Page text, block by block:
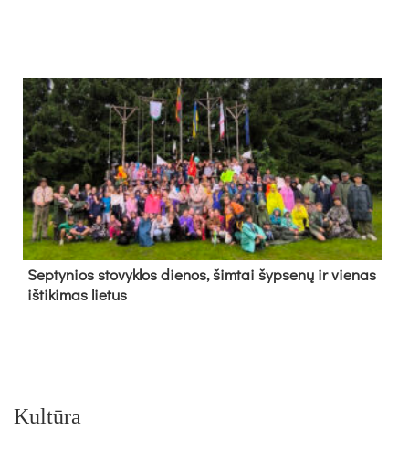
Sep­ty­nios sto­vyk­los die­nos, šim­tai šyp­se­nų ir vie­nas
iš­ti­ki­mas lie­tus
Kultūra